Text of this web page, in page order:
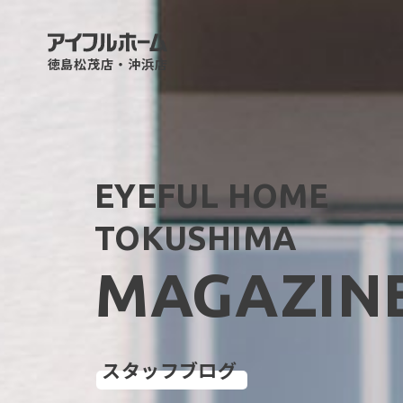
徳島松茂店・沖浜店
EYEFUL HOME
TOKUSHIMA
スタッフブログ